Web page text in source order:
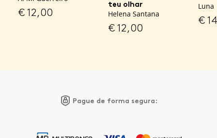
€12,00
teu olhar
Helena Santana
€12,00
Luna
€
Pague de forma segura: